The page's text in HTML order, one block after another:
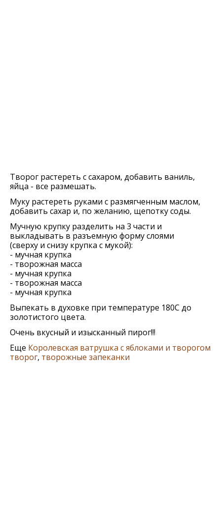
Творог растереть с сахаром, добавить ваниль,
яйца - все размешать.
Муку растереть руками с размягченным маслом,
добавить сахар и, по желанию, щепотку соды.
Мучную крупку разделить на 3 части и
выкладывать в разъемную форму слоями
(сверху и снизу крупка с мукой):
- мучная крупка
- творожная масса
- мучная крупка
- творожная масса
- мучная крупка
Выпекать в духовке при температуре 180С до
золотистого цвета.
Очень вкусный и изысканный пирог!!!
Еще Королевская ватрушка с яблоками и творогом
творог, творожные запеканки